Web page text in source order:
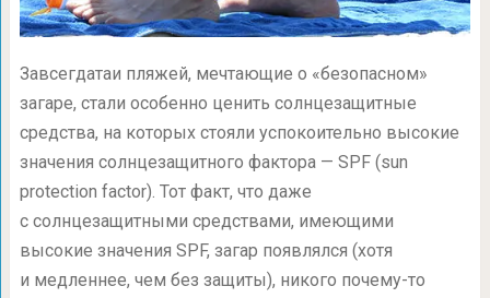
Завсегдатаи пляжей, мечтающие о «безопасном»
загаре, стали особенно ценить солнцезащитные
средства, на которых стояли успокоительно высокие
значения солнцезащитного фактора — SPF (sun
protection factor). Тот факт, что даже
с солнцезащитными средствами, имеющими
высокие значения SPF, загар появлялся (хотя
и медленнее, чем без защиты), никого почему-то